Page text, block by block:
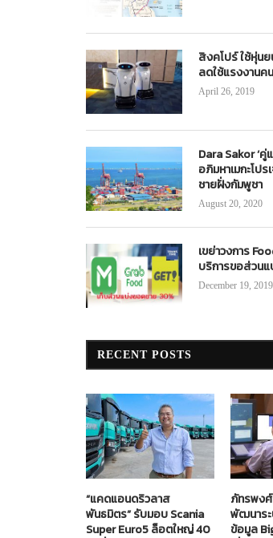
สิงคโปร์ ใช้หุ่น
ลดใช้แรงงาน
April 26, 2019
Dara Sakor ‘คู่
อภิมหาเมกะโป
ชายฝั่งกัมพูชา
August 20, 2020
เขย่าวงการ
บริการขอส่วน
December 19, 2019
RECENT POSTS
“แคดแอนดริวลาส
พันธมิตร” รับมอบ Scania
Super Euro5 ล็อตใหญ่ 40
ภัทรพงศ์
พัฒนาร
ข้อมูล